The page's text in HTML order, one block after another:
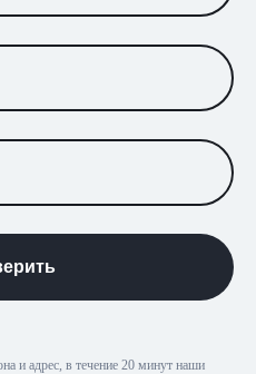
и адрес, в течение 20 минут наши